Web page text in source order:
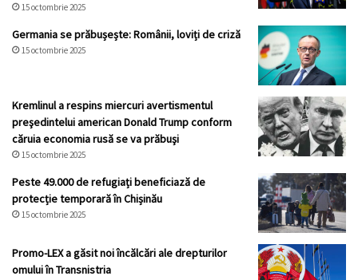
15 octombrie 2025
Germania se prăbușește: Românii, loviți de criză
15 octombrie 2025
Kremlinul a respins miercuri avertismentul
preşedintelui american Donald Trump conform
căruia economia rusă se va prăbuşi
15 octombrie 2025
Peste 49.000 de refugiați beneficiază de
protecție temporară în Chișinău
15 octombrie 2025
Promo-LEX a găsit noi încălcări ale drepturilor
omului în Transnistria